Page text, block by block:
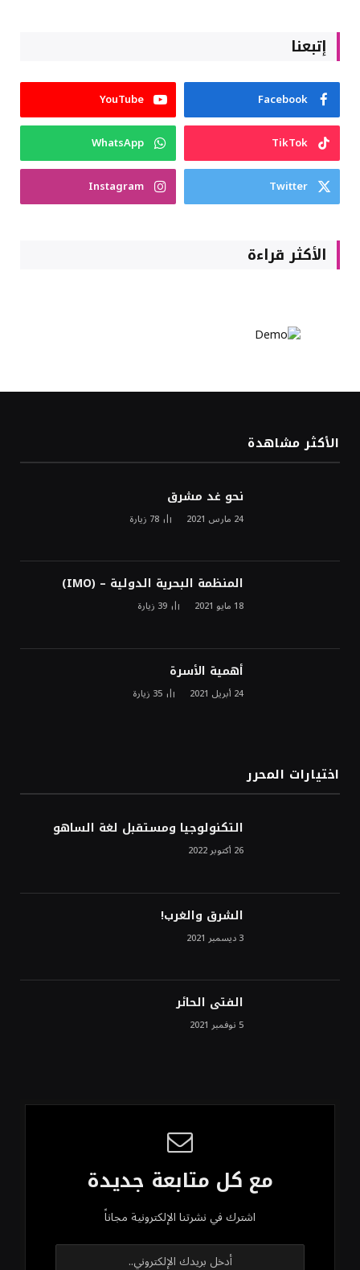
إتبعنا
Facebook
YouTube
TikTok
WhatsApp
Twitter
Instagram
الأكثر قراءة
الأكثر مشاهدة
نحو غد مشرق
24 مارس 2021 78 زيارة
المنظمة البحرية الدولية – (IMO)
18 مايو 2021 39 زيارة
أهمية الأسرة
24 أبريل 2021 35 زيارة
اختيارات المحرر
التكنولوجيا ومستقبل لغة الساهو
26 أكتوبر 2022
الشرق والغرب!
3 ديسمبر 2021
الفتى الحائر
5 نوفمبر 2021
مع كل متابعة جديدة
اشترك في نشرتنا الإلكترونية مجاناً